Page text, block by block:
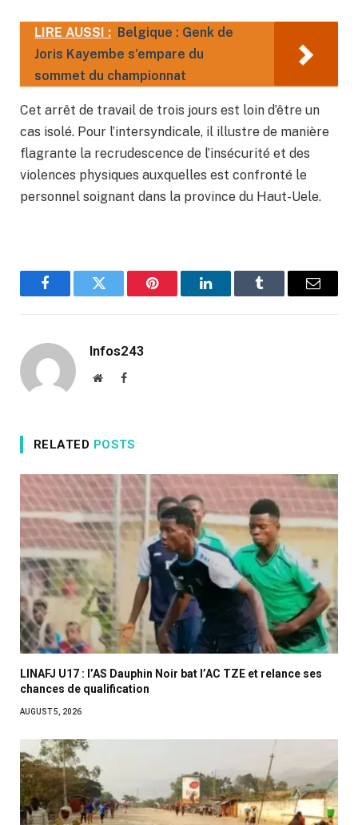
LIRE AUSSI : Belgique : Genk de
Joris Kayembe s'empare du
sommet du championnat
Cet arrêt de travail de trois jours est loin d’être un
cas isolé. Pour l’intersyndicale, il illustre de manière
flagrante la recrudescence de l’insécurité et des
violences physiques auxquelles est confronté le
personnel soignant dans la province du Haut-Uele.
FacebookTwitter Pinterest LinkedInTumblr Email
Infos243
WebsiteFacebook
RELATED POSTS
LINAFJ U17 : l’AS Dauphin Noir bat l’AC TZE et relance ses
chances de qualification
AUGUST 5, 2026